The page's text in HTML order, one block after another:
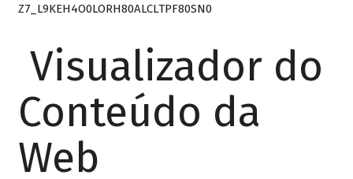
Z7_L9KEH4O0LORH80ALCLTPF80SN0
Visualizador do
Conteúdo da
Web